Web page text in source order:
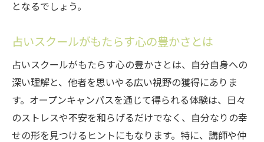
となるでしょう。
占いスクールがもたらす心の豊かさとは
占いスクールがもたらす心の豊かさとは、自分自身への
深い理解と、他者を思いやる広い視野の獲得にありま
す。オープンキャンパスを通じて得られる体験は、日々
のストレスや不安を和らげるだけでなく、自分なりの幸
せの形を見つけるヒントにもなります。特に、講師や仲